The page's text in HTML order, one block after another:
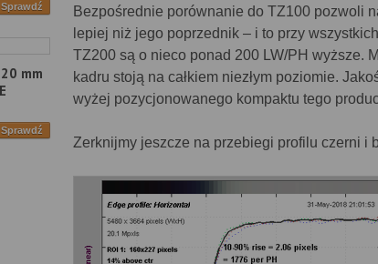
Sprawdź
mm
Sprawdź
Bezpośrednie porównanie do TZ100 pozwoli
lepiej niż jego poprzednik – i to przy
TZ200 są o nieco ponad 200 LW/PH wyższe.
kadru stoją na całkiem niezłym poziomie.
wyżej pozycjonowanego kompaktu tego
Zerknijmy jeszcze na przebiegi profilu czerni i